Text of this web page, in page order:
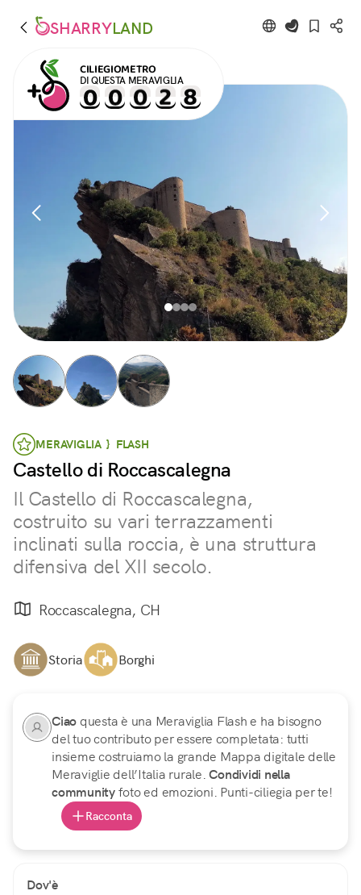
SHARRYLAND
CILIEGIOMETRO
DI QUESTA MERAVIGLIA
MERAVIGLIA } FLASH
Castello di Roccascalegna
Il Castello di Roccascalegna,
costruito su vari terrazzamenti
inclinati sulla roccia, è una struttura
difensiva del XII secolo.
Roccascalegna, CH
Storia Borghi
Ciao questa è una Meraviglia Flash e ha bisogno
del tuo contributo per essere completata: tutti
insieme costruiamo la grande Mappa digitale delle
Meraviglie dell’Italia rurale.Condividi nella
communityfoto ed emozioni. Punti-ciliegia per te!
Racconta
Dov'è